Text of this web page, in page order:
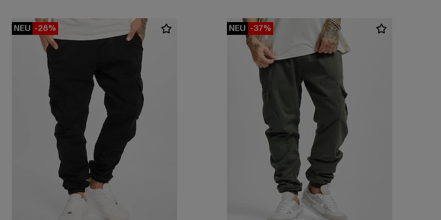
NEU -28% NEU -37%